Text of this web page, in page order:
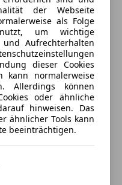
Seite
Assistent
Assistent
an Beifahrersitz
Stufe 0
& Rabatt holen
der Webseite
als Folge
um wichtige
Aufrechterhalten
dieser Cookies
kann normalerweise
Allerdings können
oder ähnliche
hinweisen. Das
ähnlicher Tools kann
beeinträchtigen.